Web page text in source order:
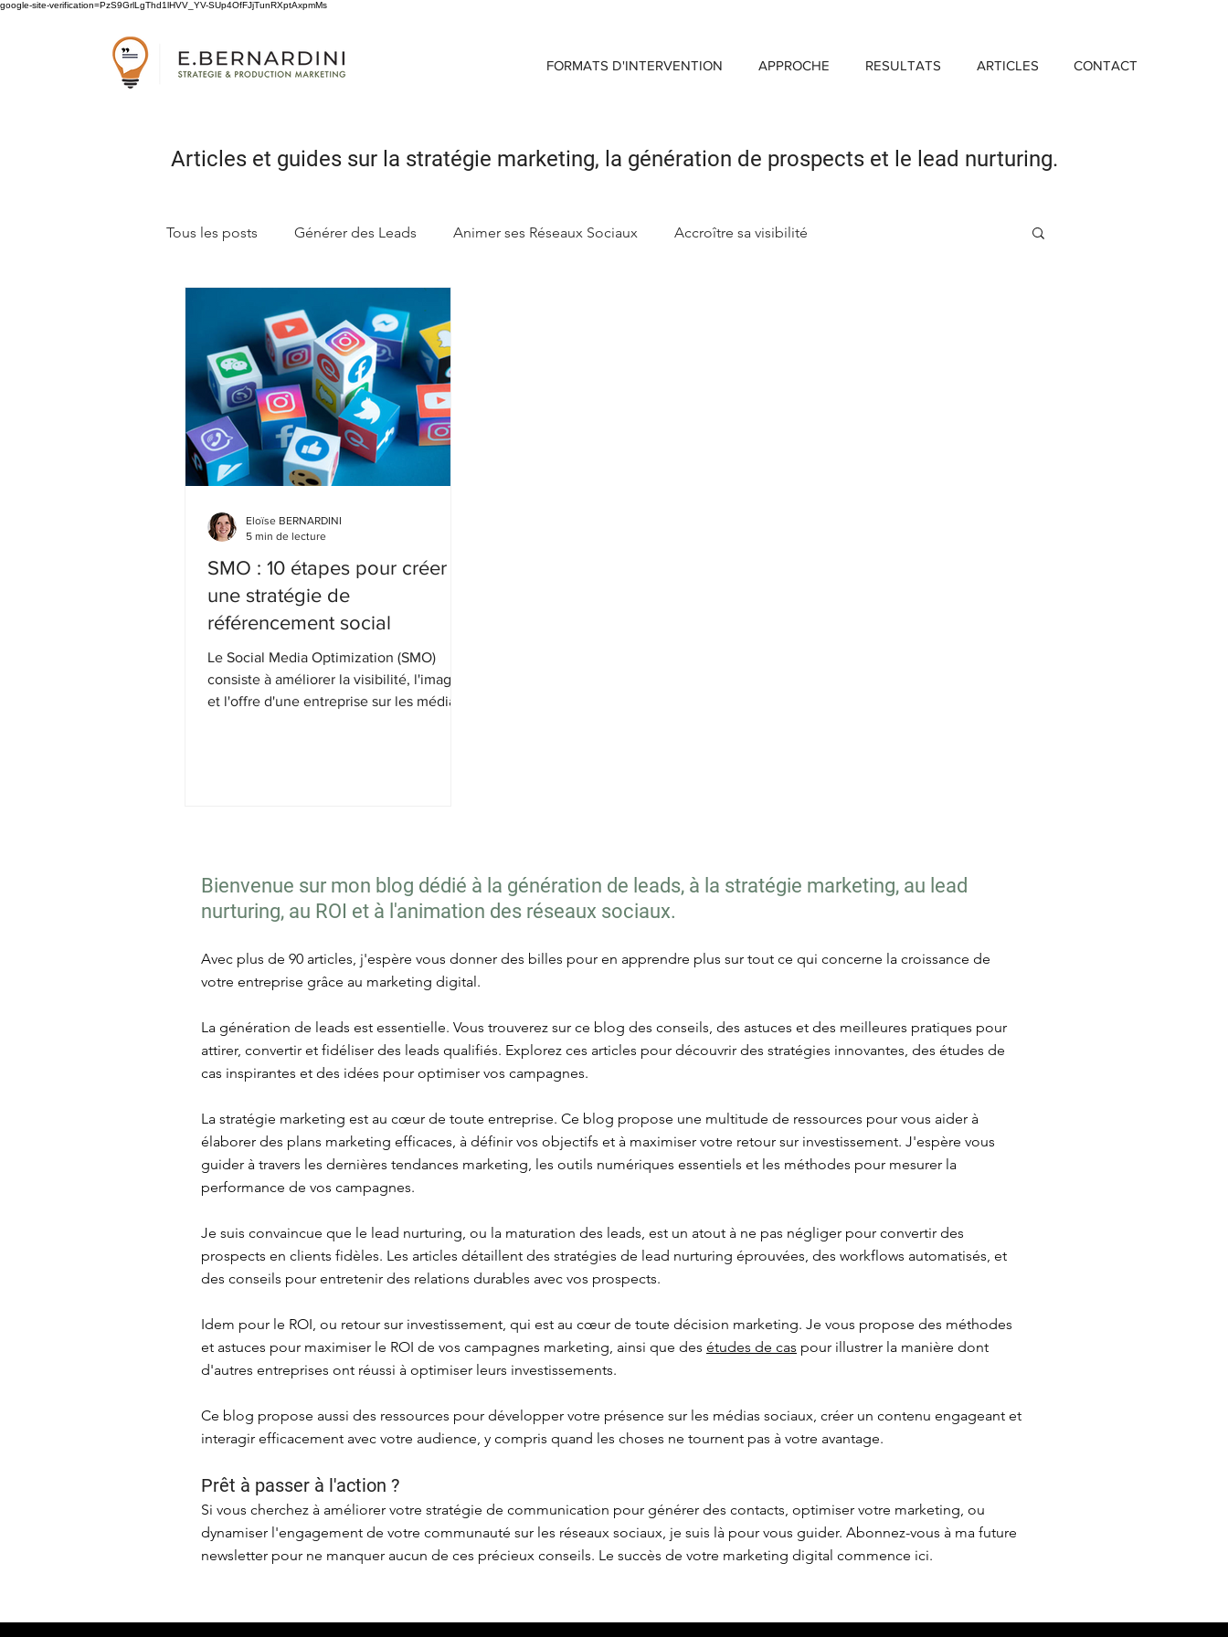
google-site-verification=PzS9GrlLgThd1lHVV_YV-SUp4OfFJjTunRXptAxpmMs
FORMATS D'INTERVENTION APPROCHE RESULTATS ARTICLES CONTACT
Articles et guides surla stratégie marketing, la génération de prospects et le lead nurturing.
Tous les posts Générer des Leads Animer ses Réseaux Sociaux Accroître sa visibilité
Concevoir sa stratégie marketing
SMO : 10 étapes pour créer
une stratégie de
référencement social
Le Social Media Optimization (SMO)
consiste à améliorer la visibilité, l'image
et l'offre d'une entreprise sur les médias
Eloïse BERNARDINI
5 min de lecture
Bienvenue sur mon blog dédié à la génération de leads, à la stratégie marketing, au lead
nurturing, au ROI et à l'animation des réseaux sociaux.
Avec plus de 90 articles, j'espère vous donner des billes pour en apprendre plus sur tout ce qui concerne la croissance de
votre entreprise grâce au marketing digital.
La génération de leads est essentielle. Vous trouverez sur ce blog des conseils, des astuces et des meilleures pratiques pour
attirer, convertir et fidéliser des leads qualifiés. Explorez ces articles pour découvrir des stratégies innovantes, des études de
cas inspirantes et des idées pour optimiser vos campagnes.
La stratégie marketing est au cœur de toute entreprise. Ce blog propose une multitude de ressources pour vous aider à
élaborer des plans marketing efficaces, à définir vos objectifs et à maximiser votre retour sur investissement. J'espère vous
guider à travers les dernières tendances marketing, les outils numériques essentiels et les méthodes pour mesurer la
performance de vos campagnes.
Je suis convaincue que le lead nurturing, ou la maturation des leads, est un atout à ne pas négliger pour convertir des
prospects en clients fidèles. Les articles détaillent des stratégies de lead nurturing éprouvées, des workflows automatisés, et
des conseils pour entretenir des relations durables avec vos prospects.
Idem pour le ROI, ou retour sur investissement, qui est au cœur de toute décision marketing. Je vous propose des méthodes
et astuces pour maximiser le ROI de vos campagnes marketing, ainsi que des études de cas pour illustrer la manière dont
d'autres entreprises ont réussi à optimiser leurs investissements.
Ce blog propose aussi des ressources pour développer votre présence sur les médias sociaux, créer un contenu engageant et
interagir efficacement avec votre audience, y compris quand les choses ne tournent pas à votre avantage.
Prêt à passer à l'action ?
Si vous cherchez à améliorer votre stratégie de communication pour générer des contacts, optimiser votre marketing, ou
dynamiser l'engagement de votre communauté sur les réseaux sociaux, je suis là pour vous guider. Abonnez-vous à ma future
newsletter pour ne manquer aucun de ces précieux conseils. Le succès de votre marketing digital commence ici.